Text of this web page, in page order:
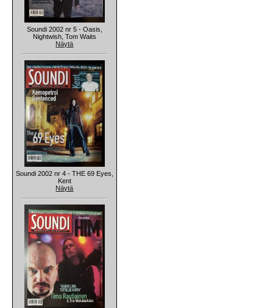
Soundi 2002 nr 5 - Oasis,
Nightwish, Tom Waits
Näytä
Soundi 2002 nr 4 - THE 69 Eyes,
Kent
Näytä